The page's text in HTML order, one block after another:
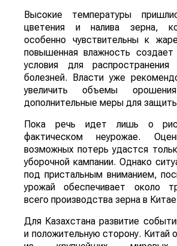
Высокие температуры
цветения и налива зерна,
особенно чувствительны к
повышенная влажность создает
условия для
болезней. Власти уже
увеличить объемы
дополнительные меры для
Пока речь идет лишь о
фактическом неурожае.
возможных потерь удастся
уборочной кампании. Однако
под пристальным вниманием,
урожай обеспечивает около
всего производства зерна в
Для Казахстана развитие
и положительную сторону. Китай